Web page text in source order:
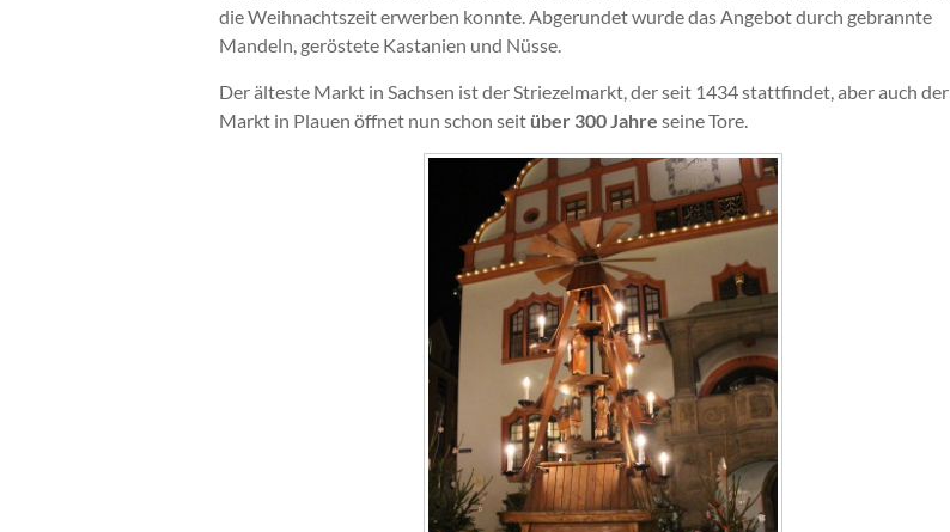
die Weihnachtszeit erwerben konnte. Abgerundet wurde das Angebot durch gebrannte
Mandeln, geröstete Kastanien und Nüsse.
Der älteste Markt in Sachsen ist der Striezelmarkt, der seit 1434 stattfindet, aber auch der
Markt in Plauen öffnet nun schon seit über 300 Jahre seine Tore.